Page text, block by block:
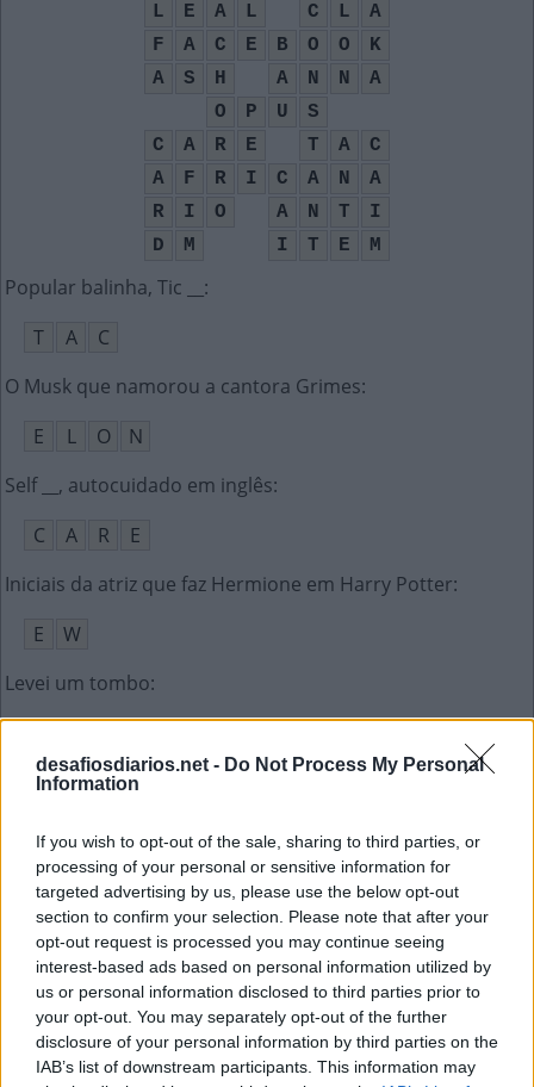
desafiosdiarios.net - Do Not Process My Personal
Information
If you wish to opt-out of the sale, sharing to third parties, or
processing of your personal or sensitive information for
targeted advertising by us, please use the below opt-out
section to confirm your selection. Please note that after your
opt-out request is processed you may continue seeing
interest-based ads based on personal information utilized by
us or personal information disclosed to third parties prior to
your opt-out. You may separately opt-out of the further
disclosure of your personal information by third parties on the
IAB’s list of downstream participants. This information may
L
E A L C L
A
F
A C E B O O
K
A
S H A N N
A
O
P U
S
C
A R E T A
C
A
F R I C A N
A
R
I O A N T
I
D
M I T E M
Popular balinha, Tic __ :
T
A
C
O Musk que namorou a cantora Grimes:
E
L O
N
Self __, autocuidado em inglês:
C
A R
E
Iniciais da atriz que faz Hermione em Harry Potter:
E
W
Levei um tombo:
Memory __, memória de alguns PlayStations (ing.)
C
R
É o treinador principal da série Pokémon (ing.):
A
S
H
Sigla da Associação Paulista de Críticos de Arte:
A
P C
A
Black Eyed __, banda que já teve Fergie (ing.):